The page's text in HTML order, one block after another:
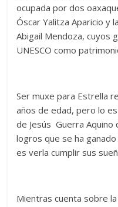
ocupada por dos
Óscar Yalitza Aparicio y
Abigail Mendoza, cuyos
UNESCO como
Ser muxe para Estrella
años de edad, pero lo
de Jesús Guerra
logros que se ha
es verla cumplir sus
Mientras cuenta sobre